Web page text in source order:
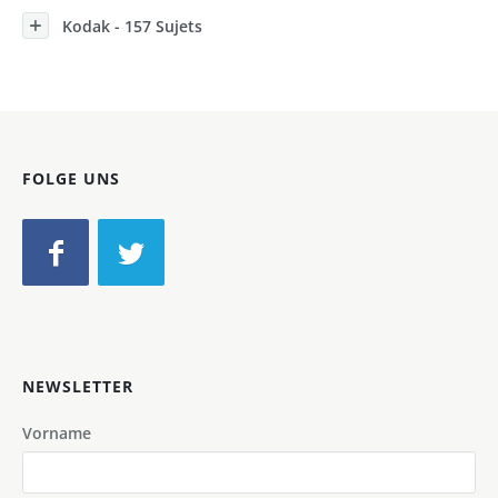
Kodak - 157 Sujets
FOLGE UNS
NEWSLETTER
Vorname